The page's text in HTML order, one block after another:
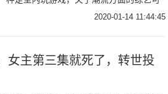
谓是少之又少。前段时间，一档号称《潮流
2020-01-14 11:44:45
女主第三集就死了，转世投